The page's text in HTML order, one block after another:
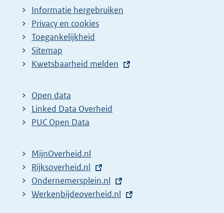
Informatie hergebruiken
Privacy en cookies
Toegankelijkheid
Sitemap
E
t
e
r
l
i
n
k
Kwetsbaarheid melden
Open data
Linked Data Overheid
PUC Open Data
MijnOverheid.nl
E
x
t
Rijksoverheid.nl
E
x
Ondernemersplein.nl
E
Werkenbijdeoverheid.nl